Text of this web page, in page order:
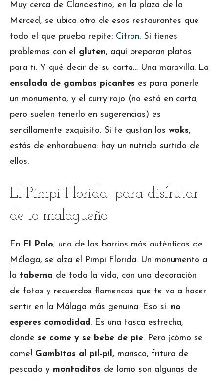
Muy cerca de Clandestino, en la plaza de la
Merced, se ubica otro de esos restaurantes que
todo el que prueba repite: Citron. Si tienes
problemas con el gluten, aquí preparan platos
para ti. Y qué decir de su carta… Una maravilla. La
ensalada de gambas picantes es para ponerle
un monumento, y el curry rojo (no está en carta,
pero suelen tenerlo en sugerencias) es
sencillamente exquisito. Si te gustan los woks,
estás de enhorabuena: hay un nutrido surtido de
ellos.
El Pimpi Florida: para disfrutar
de lo malagueño
En El Palo, uno de los barrios más auténticos de
Málaga, se alza el Pimpi Florida. Un monumento a
la taberna de toda la vida, con una decoración
de fotos y recuerdos flamencos que te va a hacer
sentir en la Málaga más genuina. Eso sí: no
esperes comodidad. Es una tasca estrecha,
donde se come y se bebe de pie. Pero ¡cómo se
come! Gambitas al pil-pil, marisco, fritura de
pescado y montaditos de lomo son algunas de